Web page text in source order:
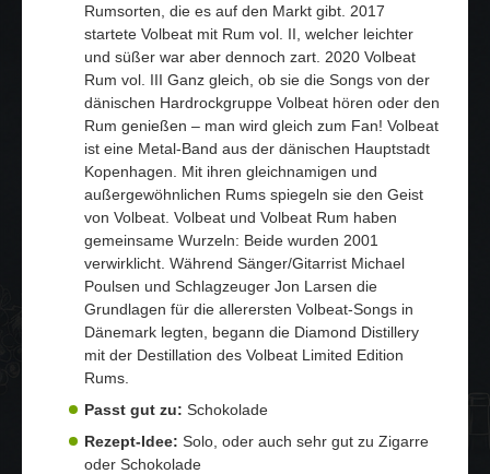
Rumsorten, die es auf den Markt gibt. 2017
startete Volbeat mit Rum vol. II, welcher leichter
und süßer war aber dennoch zart. 2020 Volbeat
Rum vol. III Ganz gleich, ob sie die Songs von der
dänischen Hardrockgruppe Volbeat hören oder den
Rum genießen – man wird gleich zum Fan! Volbeat
ist eine Metal-Band aus der dänischen Hauptstadt
Kopenhagen. Mit ihren gleichnamigen und
außergewöhnlichen Rums spiegeln sie den Geist
von Volbeat. Volbeat und Volbeat Rum haben
gemeinsame Wurzeln: Beide wurden 2001
verwirklicht. Während Sänger/Gitarrist Michael
Poulsen und Schlagzeuger Jon Larsen die
Grundlagen für die allerersten Volbeat-Songs in
Dänemark legten, begann die Diamond Distillery
mit der Destillation des Volbeat Limited Edition
Rums.
Passt gut zu: Schokolade
Rezept-Idee: Solo, oder auch sehr gut zu Zigarre
oder Schokolade